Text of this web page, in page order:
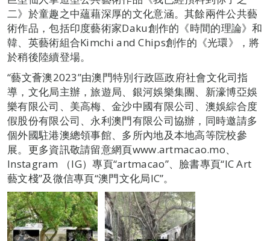
二》於童趣之中蘊藉深厚的文化意涵。其餘兩件公共藝
術作品，包括印度藝術家Daku創作的《時間的理論》和
韓、英藝術組合Kimchi and Chips創作的《光環》，將
於稍後陸續登場。
“藝文薈澳2023”由澳門特別行政區政府社會文化司指
導，文化局主辦，旅遊局、銀河娛樂集團、新濠博亞娛
樂有限公司、美高梅、金沙中國有限公司、澳娛綜合度
假股份有限公司、永利澳門有限公司協辦，同時邀請多
個外國駐港澳總領事館、多所內地及本地高等院校參
展。更多資訊敬請留意網頁www.artmacao.mo、
Instagram （IG）專頁“artmacao”、臉書專頁“IC Art
藝文棧”及微信專頁“澳門文化局IC”。